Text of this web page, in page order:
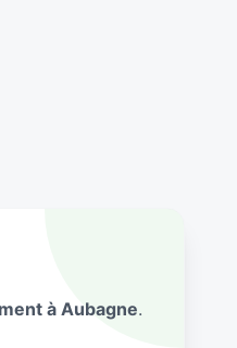
à Aubagne.